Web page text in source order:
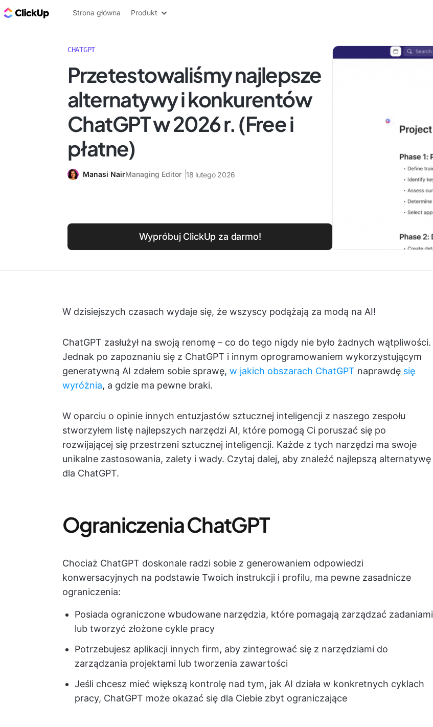
ClickUp Blog
Strona główna Produkt
CHATGPT
Przetestowaliśmy najlepsze
alternatywy i konkurentów
ChatGPT w 2026 r. (Free i
płatne)
Manasi NairManaging Editor 18 lutego 2026
Wypróbuj ClickUp za darmo!
W dzisiejszych czasach wydaje się, że wszyscy podążają za modą na AI!
ChatGPT zasłużył na swoją renomę – co do tego nigdy nie było żadnych wątpliwości.
Jednak po zapoznaniu się z ChatGPT i innym oprogramowaniem wykorzystującym
generatywną AI zdałem sobie sprawę, w jakich obszarach ChatGPT naprawdę się
wyróżnia, a gdzie ma pewne braki.
W oparciu o opinie innych entuzjastów sztucznej inteligencji z naszego zespołu
stworzyłem listę najlepszych narzędzi AI, które pomogą Ci poruszać się po
rozwijającej się przestrzeni sztucznej inteligencji. Każde z tych narzędzi ma swoje
unikalne zastosowania, zalety i wady. Czytaj dalej, aby znaleźć najlepszą alternatywę
dla ChatGPT.
Ograniczenia ChatGPT
Chociaż ChatGPT doskonale radzi sobie z generowaniem odpowiedzi
konwersacyjnych na podstawie Twoich instrukcji i profilu, ma pewne zasadnicze
ograniczenia:
Posiada ograniczone wbudowane narzędzia, które pomagają zarządzać zadaniami
lub tworzyć złożone cykle pracy
Potrzebujesz aplikacji innych firm, aby zintegrować się z narzędziami do
zarządzania projektami lub tworzenia zawartości
Jeśli chcesz mieć większą kontrolę nad tym, jak AI działa w konkretnych cyklach
pracy, ChatGPT może okazać się dla Ciebie zbyt ograniczające